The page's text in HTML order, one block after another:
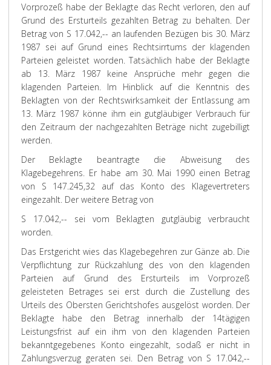
Vorprozeß habe der Beklagte das Recht verloren, den auf
Grund des Ersturteils gezahlten Betrag zu behalten. Der
Betrag von S 17.042,-- an laufenden Bezügen bis 30. März
1987 sei auf Grund eines Rechtsirrtums der klagenden
Parteien geleistet worden. Tatsächlich habe der Beklagte
ab 13. März 1987 keine Ansprüche mehr gegen die
klagenden Parteien. Im Hinblick auf die Kenntnis des
Beklagten von der Rechtswirksamkeit der Entlassung am
13. März 1987 könne ihm ein gutgläubiger Verbrauch für
den Zeitraum der nachgezahlten Beträge nicht zugebilligt
werden.
Der Beklagte beantragte die Abweisung des
Klagebegehrens. Er habe am 30. Mai 1990 einen Betrag
von S 147.245,32 auf das Konto des Klagevertreters
eingezahlt. Der weitere Betrag von
S 17.042,-- sei vom Beklagten gutgläubig verbraucht
worden.
Das Erstgericht wies das Klagebegehren zur Gänze ab. Die
Verpflichtung zur Rückzahlung des von den klagenden
Parteien auf Grund des Ersturteils im Vorprozeß
geleisteten Betrages sei erst durch die Zustellung des
Urteils des Obersten Gerichtshofes ausgelöst worden. Der
Beklagte habe den Betrag innerhalb der 14tägigen
Leistungsfrist auf ein ihm von den klagenden Parteien
bekanntgegebenes Konto eingezahlt, sodaß er nicht in
Zahlungsverzug geraten sei. Den Betrag von S 17.042,--